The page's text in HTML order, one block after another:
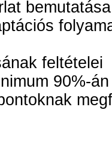
bemutatása
feltételei
90%-